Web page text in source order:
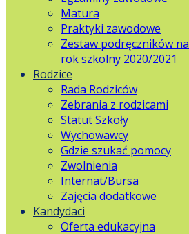
Matura
Praktyki zawodowe
Zestaw podręczników na
rok szkolny 2020/2021
Rodzice
Rada Rodziców
Zebrania z rodzicami
Statut Szkoły
Wychowawcy
Gdzie szukać pomocy
Zwolnienia
Internat/Bursa
Zajęcia dodatkowe
Kandydaci
Oferta edukacyjna